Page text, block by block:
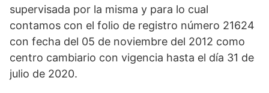
supervisada por la misma y para lo cual
contamos con el folio de registro número 21624
con fecha del 05 de noviembre del 2012 como
centro cambiario con vigencia hasta el día 31 de
julio de 2020.